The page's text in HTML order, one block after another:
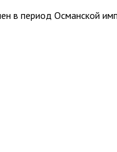
в период Османской